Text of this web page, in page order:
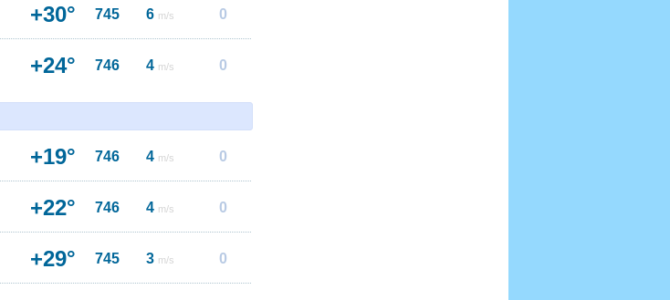
+30° 745 6 m/s 0
+24° 746 4 m/s 0
+19° 746 4 m/s 0
+22° 746 4 m/s 0
+29° 745 3 m/s 0